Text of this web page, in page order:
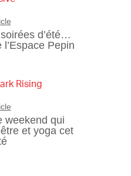
d’été…
Pepin
weekend qui
et yoga cet